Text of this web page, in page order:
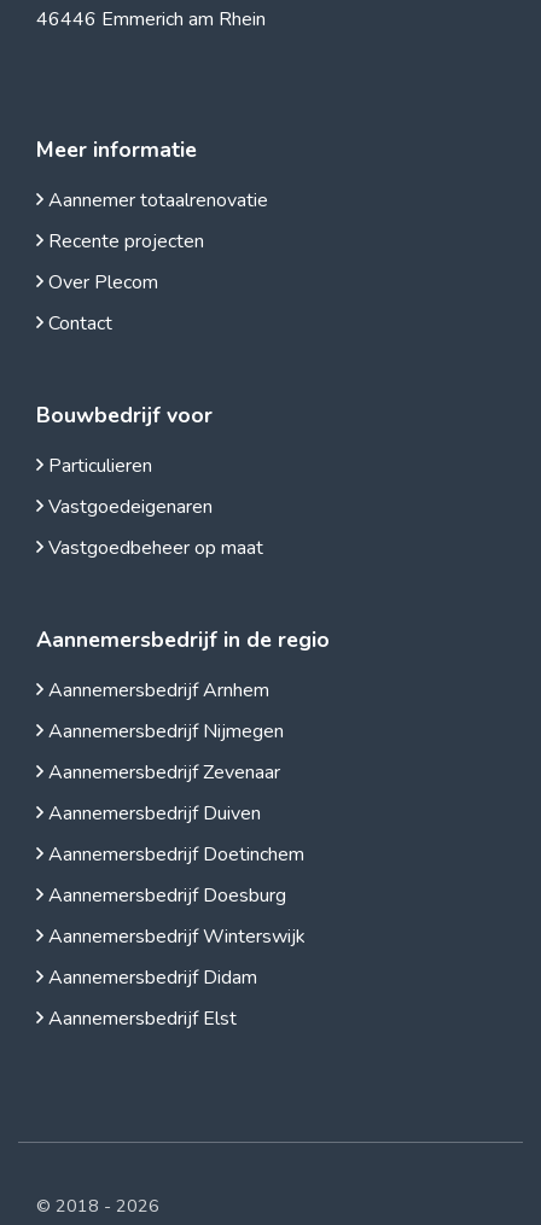
46446 Emmerich am Rhein
Meer informatie
Aannemer totaalrenovatie
Recente projecten
Over Plecom
Contact
Bouwbedrijf voor
Particulieren
Vastgoedeigenaren
Vastgoedbeheer op maat
Aannemersbedrijf in de regio
Aannemersbedrijf Arnhem
Aannemersbedrijf Nijmegen
Aannemersbedrijf Zevenaar
Aannemersbedrijf Duiven
Aannemersbedrijf Doetinchem
Aannemersbedrijf Doesburg
Aannemersbedrijf Winterswijk
Aannemersbedrijf Didam
Aannemersbedrijf Elst
© 2018 - 2026